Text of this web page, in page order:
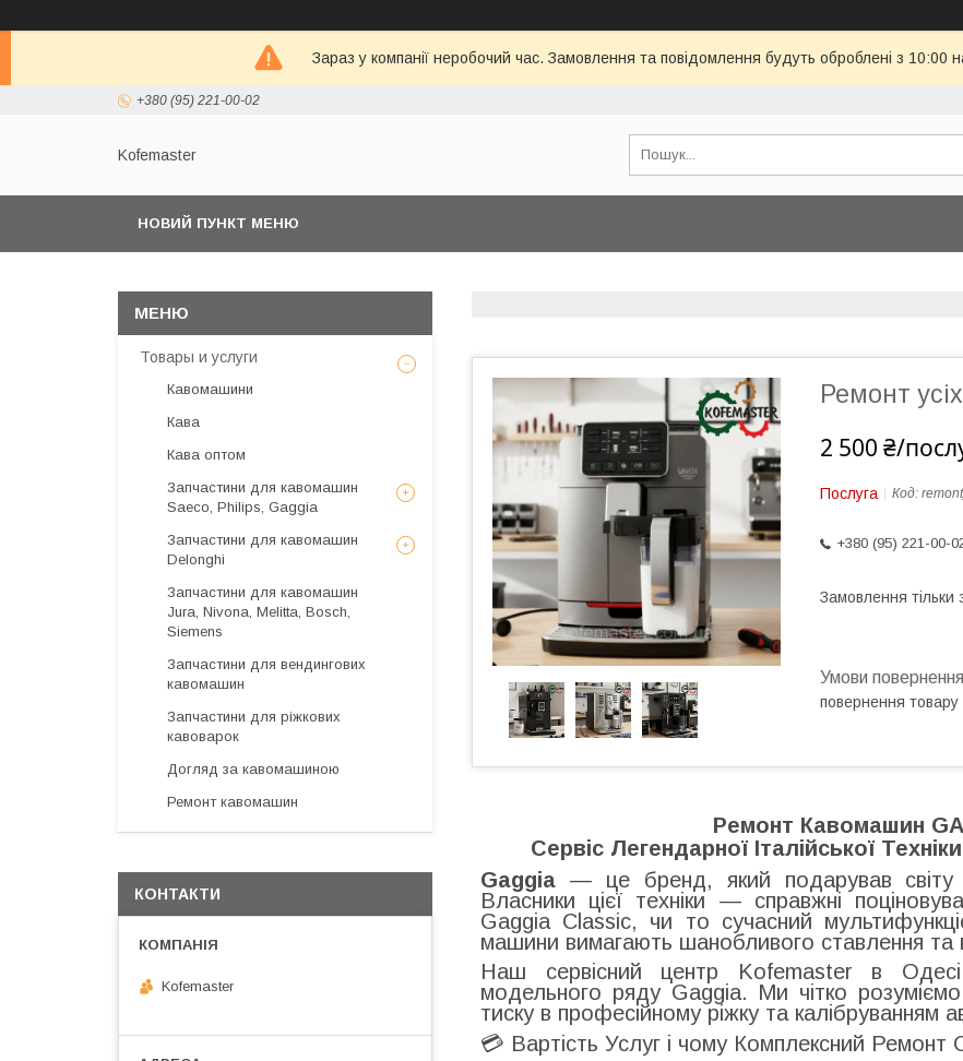
Зараз у компанії неробочий час. Замовлення та повідомлення будуть оброблені з 10:00
+380 (95) 221-00-02
Kofemaster
НОВИЙ ПУНКТ МЕНЮ
Ремонт
2 500 ₴/
Послуга Код:
+380 (95) 221-00-
Замовлення
повернення товару
Ремонт Кавомашин
Сервіс Легендарної Італійської
Gaggia — це бренд, який подарував світу
Власники цієї техніки — справжні
Gaggia Classic, чи то сучасний
машини вимагають шанобливого ставлення та
Наш сервісний центр Kofemaster в Одесі
модельного ряду Gaggia. Ми чітко
тиску в професійному ріжку та калібруванням
💳 Вартість Услуг і чому Комплексний Ремонт
Товары и услуги
Кавомашини
Кава
Кава оптом
Запчастини для кавомашин
Saeco, Philips, Gaggia
Запчастини для кавомашин
Delonghi
Запчастини для кавомашин
Jura, Nivona, Melitta, Bosch,
Siemens
Запчастини для вендингових
кавомашин
Запчастини для ріжкових
кавоварок
Догляд за кавомашиною
Ремонт кавомашин
КОНТАКТИ
Kofemaster